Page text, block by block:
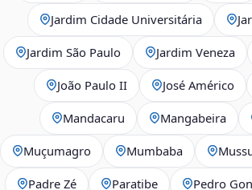
Jardim Cidade Universitária
Jardim São Paulo Jardim Veneza
João Paulo II José Américo
Mandacaru Mangabeira
Muçumagro Mumbaba
Padre Zé Paratibe Pedro